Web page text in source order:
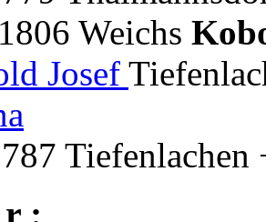
Weichs
Josef
Tiefenlachen